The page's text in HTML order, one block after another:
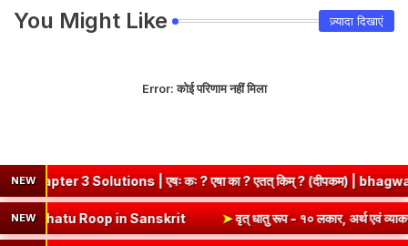
You Might Like ज़्यादा दिखाएं
Error:कोई परिणाम नहीं मिला
NEW
Solutions | एषः कः ? एषा का ? एतत् किम् ? (दीपकम) |
NEWएवं व्याकरण | Kri Dhatu Roop in Sanskrit ➤वृत् धातु रूप - १०